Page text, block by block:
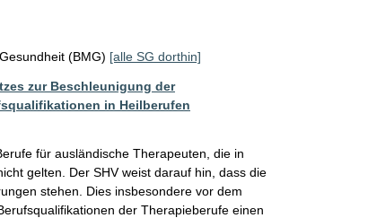
(BMG) [alle SG dorthin]
zur Beschleunigung der
in Heilberufen
für ausländische Therapeuten, die in
gelten. Der SHV weist darauf hin, dass die
stehen. Dies insbesondere vor dem
der Therapieberufe einen